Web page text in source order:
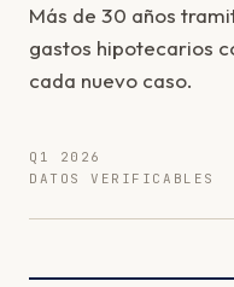
Más de 30 años
gastos hipotecarios
cada nuevo caso.
Q1 2026
DATOS VERIFICABLES